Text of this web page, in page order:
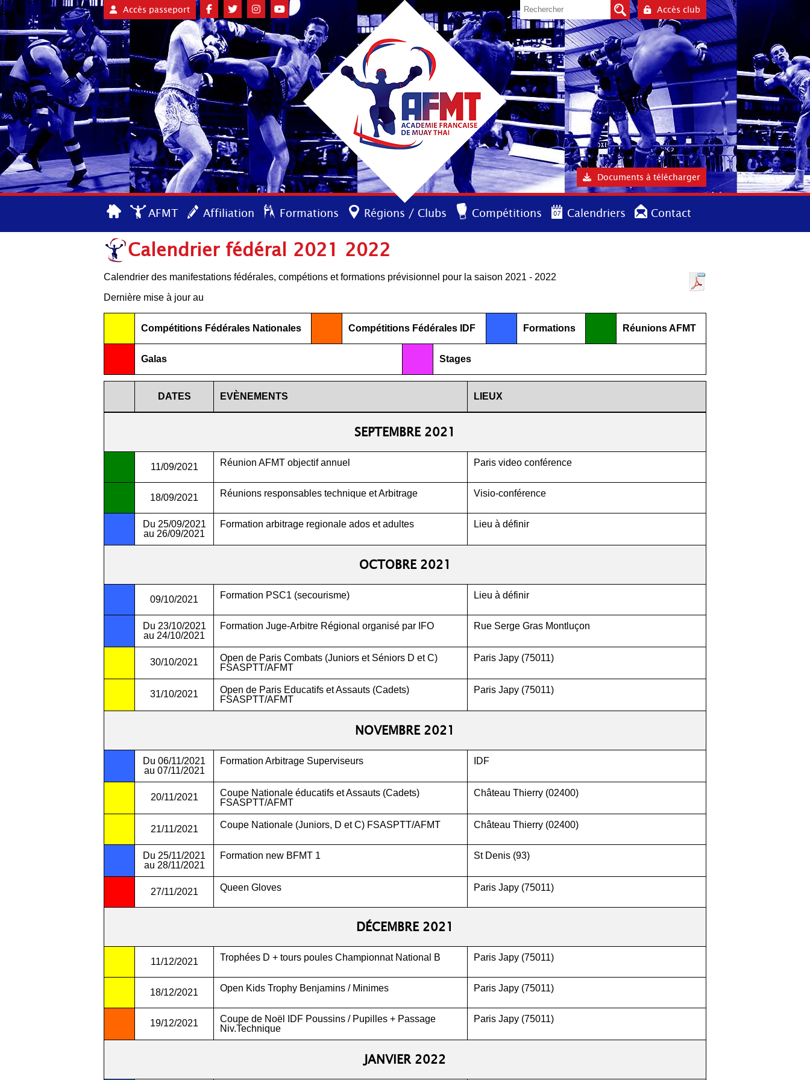
Accès passeport Accès club
Documents à télécharger
AFMT Affiliation Formations Régions / Clubs Compétitions Calendriers Contact
Calendrier fédéral 2021 2022
Calendrier des manifestations fédérales, compétions et formations prévisionnel pour la saison 2021 - 2022
Dernière mise à jour au
Compétitions Fédérales Nationales Compétitions Fédérales IDF Formations Réunions AFMT
Galas Stages
DATES EVÈNEMENTS LIEUX
SEPTEMBRE 2021
11/09/2021 Réunion AFMT objectif annuel Paris video conférence
18/09/2021 Réunions responsables technique et Arbitrage Visio-conférence
Du 25/09/2021
au 26/09/2021
Formation arbitrage regionale ados et adultes Lieu à définir
OCTOBRE 2021
09/10/2021 Formation PSC1 (secourisme) Lieu à définir
Du 23/10/2021
au 24/10/2021
Formation Juge-Arbitre Régional organisé par IFO Rue Serge Gras Montluçon
30/10/2021
Open de Paris Combats (Juniors et Séniors D et C)
FSASPTT/AFMT
Paris Japy (75011)
31/10/2021
Open de Paris Educatifs et Assauts (Cadets)
FSASPTT/AFMT
Paris Japy (75011)
NOVEMBRE 2021
Du 06/11/2021
au 07/11/2021
Formation Arbitrage Superviseurs IDF
20/11/2021
Coupe Nationale éducatifs et Assauts (Cadets)
FSASPTT/AFMT
Château Thierry (02400)
21/11/2021 Coupe Nationale (Juniors, D et C) FSASPTT/AFMT Château Thierry (02400)
Du 25/11/2021
au 28/11/2021
Formation new BFMT 1 St Denis (93)
27/11/2021 Queen Gloves Paris Japy (75011)
DÉCEMBRE 2021
11/12/2021 Trophées D + tours poules Championnat National B Paris Japy (75011)
18/12/2021 Open Kids Trophy Benjamins / Minimes Paris Japy (75011)
19/12/2021
Coupe de Noël IDF Poussins / Pupilles + Passage
Niv.Technique
Paris Japy (75011)
JANVIER 2022